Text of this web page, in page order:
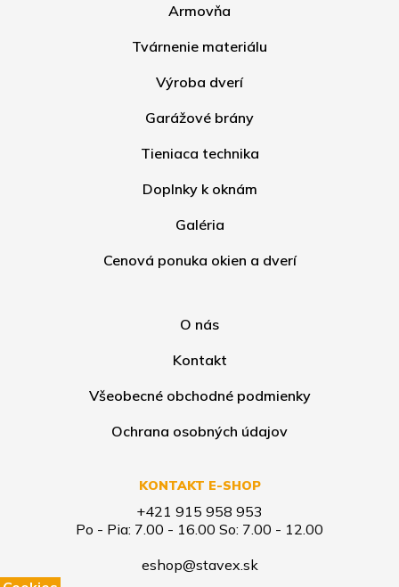
Armovňa
Tvárnenie materiálu
Výroba dverí
Garážové brány
Tieniaca technika
Doplnky k oknám
Galéria
Cenová ponuka okien a dverí
O nás
Kontakt
Všeobecné obchodné podmienky
Ochrana osobných údajov
KONTAKT E-SHOP
+421 915 958 953
Po - Pia: 7.00 - 16.00 So: 7.00 - 12.00
eshop@stavex.sk